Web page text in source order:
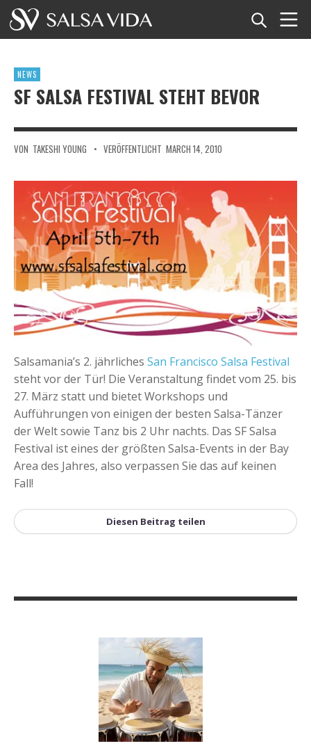
Veranstaltungen
Artikel
Videos
Salsa-Begriffe
Shop
TuneTempo
+ Event hinzufügen
NEWS
SF SALSA FESTIVAL STEHT BEVOR
VON TAKESHI YOUNG • VERÖFFENTLICHT MARCH 14, 2010
Salsamania’s 2. jährliches San Francisco Salsa Festival
steht vor der Tür! Die Veranstaltung findet vom 25. bis
27. März statt und bietet Workshops und
Aufführungen von einigen der besten Salsa-Tänzer
der Welt sowie Tanz bis 2 Uhr nachts. Das SF Salsa
Festival ist eines der größten Salsa-Events in der Bay
Area des Jahres, also verpassen Sie das auf keinen
Fall!
Diesen Beitrag teilen